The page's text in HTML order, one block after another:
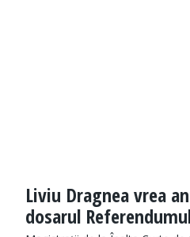
Liviu Dragnea vrea
dosarul